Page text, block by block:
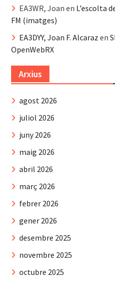
EA3WR, Joan en L’escolta
FM (imatges)
EA3DYY, Joan F. Alcaraz en
OpenWebRX
Arxius
agost 2026
juliol 2026
juny 2026
maig 2026
abril 2026
març 2026
febrer 2026
gener 2026
desembre 2025
novembre 2025
octubre 2025